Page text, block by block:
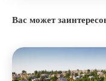
Вас может